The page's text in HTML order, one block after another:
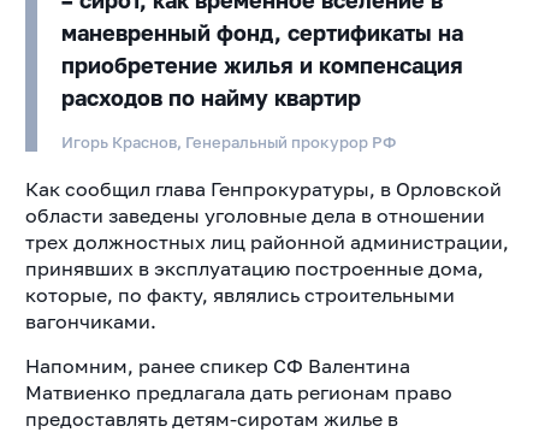
маневренный фонд, сертификаты на
приобретение жилья и компенсация
расходов по найму квартир
Игорь Краснов, Генеральный прокурор РФ
Как сообщил глава Генпрокуратуры, в Орловской
области заведены уголовные дела в отношении
трех должностных лиц районной администрации,
принявших в эксплуатацию построенные дома,
которые, по факту, являлись строительными
вагончиками.
Напомним, ранее спикер СФ Валентина
Матвиенко предлагала дать регионам право
предоставлять детям-сиротам жилье в